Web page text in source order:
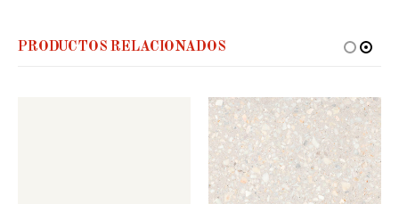
PRODUCTOS RELACIONADOS